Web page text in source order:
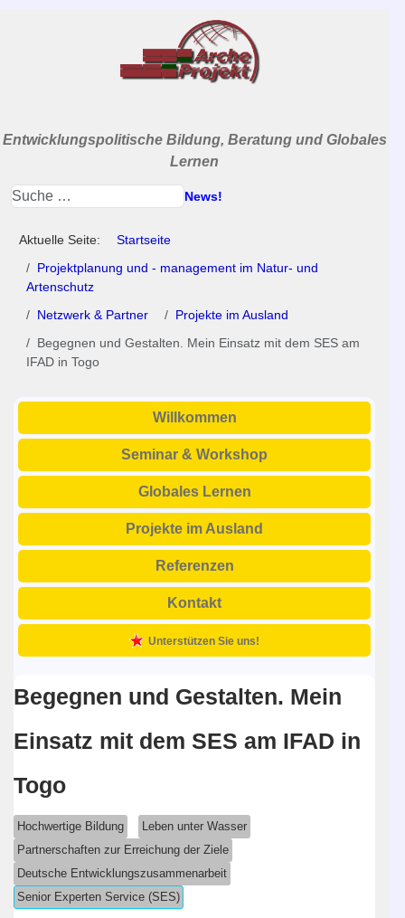
Entwicklungspolitische Bildung, Beratung und Globales
Lernen
News!
Aktuelle Seite:
Startseite
Projektplanung und - management im Natur- und
Artenschutz
Netzwerk & Partner
Projekte im Ausland
Begegnen und Gestalten. Mein Einsatz mit dem SES am
IFAD in Togo
Willkommen
Seminar & Workshop
Globales Lernen
Projekte im Ausland
Referenzen
Kontakt
Unterstützen Sie uns!
Begegnen und Gestalten. Mein
Einsatz mit dem SES am IFAD in
Togo
Hochwertige Bildung
Leben unter Wasser
Partnerschaften zur Erreichung der Ziele
Deutsche Entwicklungszusammenarbeit
Senior Experten Service (SES)